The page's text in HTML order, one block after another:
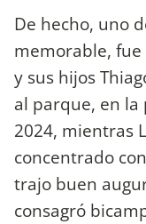
De hecho, uno
memorable, fue
y sus hijos
al parque, en la
2024, mientras
concentrado
trajo buen
consagró